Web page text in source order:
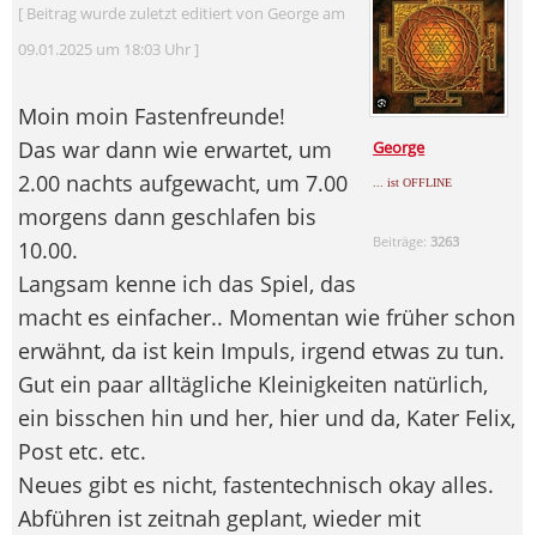
George
... ist OFFLINE
Beiträge: 3263
[ Beitrag wurde zuletzt editiert von George am
09.01.2025 um 18:03 Uhr ]
Moin moin Fastenfreunde!
Das war dann wie erwartet, um
2.00 nachts aufgewacht, um 7.00
morgens dann geschlafen bis
10.00.
Langsam kenne ich das Spiel, das
macht es einfacher.. Momentan wie früher schon
erwähnt, da ist kein Impuls, irgend etwas zu tun.
Gut ein paar alltägliche Kleinigkeiten natürlich,
ein bisschen hin und her, hier und da, Kater Felix,
Post etc. etc.
Neues gibt es nicht, fastentechnisch okay alles.
Abführen ist zeitnah geplant, wieder mit